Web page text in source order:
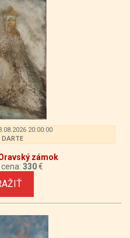
20:00:00
zámok
330€